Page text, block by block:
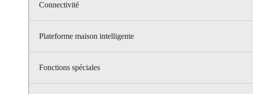
Connectivité
Plateforme maison intelligente
Fonctions spéciales